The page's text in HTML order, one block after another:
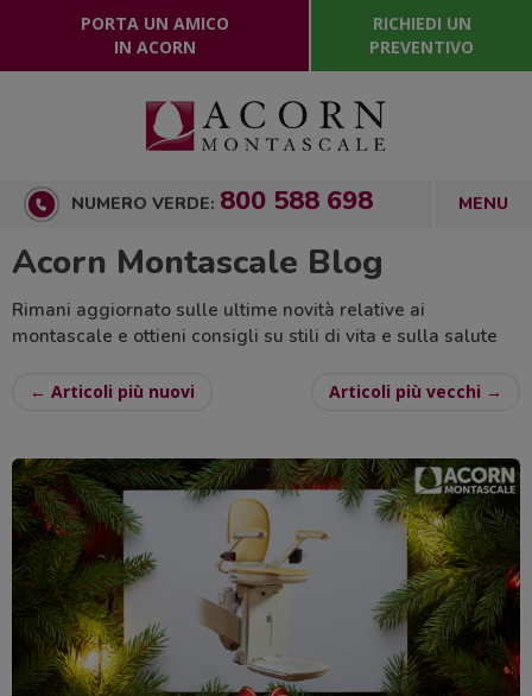
PORTA UN AMICO
IN ACORN
RICHIEDI UN
PREVENTIVO
NUMERO VERDE: 800 588 698
Acorn Montascale Blog
Rimani aggiornato sulle ultime novità relative ai
montascale e ottieni consigli su stili di vita e sulla salute
← Articoli più nuovi Articoli più vecchi →